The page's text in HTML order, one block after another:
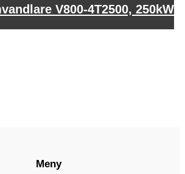
V800-4T2500, 250kW
Meny